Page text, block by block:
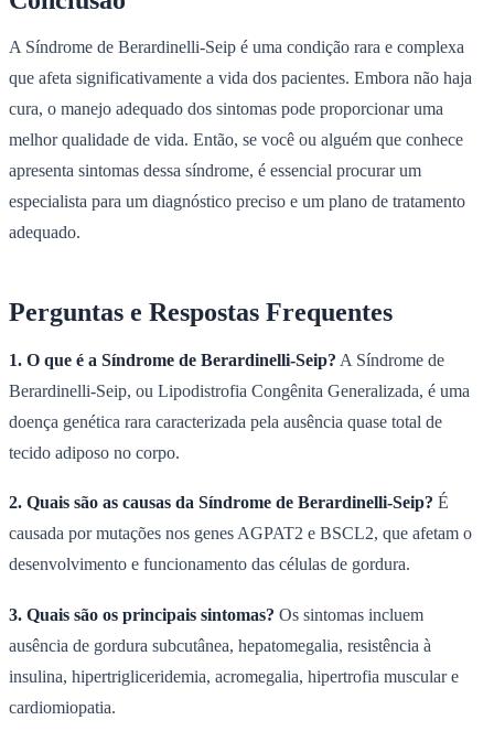
A Síndrome de Berardinelli-Seip é uma condição rara e complexa
que afeta significativamente a vida dos pacientes. Embora não haja
cura, o manejo adequado dos sintomas pode proporcionar uma
melhor qualidade de vida. Então, se você ou alguém que conhece
apresenta sintomas dessa síndrome, é essencial procurar um
especialista para um diagnóstico preciso e um plano de tratamento
adequado.
Perguntas e Respostas Frequentes
1. O que é a Síndrome de Berardinelli-Seip? A Síndrome de
Berardinelli-Seip, ou Lipodistrofia Congênita Generalizada, é uma
doença genética rara caracterizada pela ausência quase total de
tecido adiposo no corpo.
2. Quais são as causas da Síndrome de Berardinelli-Seip? É
causada por mutações nos genes AGPAT2 e BSCL2, que afetam o
desenvolvimento e funcionamento das células de gordura.
3. Quais são os principais sintomas? Os sintomas incluem
ausência de gordura subcutânea, hepatomegalia, resistência à
insulina, hipertrigliceridemia, acromegalia, hipertrofia muscular e
cardiomiopatia.